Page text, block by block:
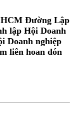
Đường Lập
lập Hội Doanh
Doanh nghiệp
liên hoan đón